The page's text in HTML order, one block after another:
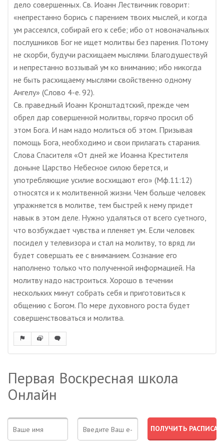
дело совершенных. Св. Иоанн Лествичник говорит:
«непрестанно борись с парением твоих мыслей, и когда
ум рассеялся, собирай его к себе; ибо от новоначальных
послушников Бог не ищет молитвы без парения. Потому
не скорби, будучи расхищаем мыслями. Благодушествуй
и непрестанно воззывай ум ко вниманию; ибо никогда
не быть расхищаему мыслями свойственно одному
Ангелу» (Слово 4-е. 92).
Св. праведный Иоанн Кронштадтский, прежде чем
обрел дар совершенной молитвы, горячо просил об
этом Бога. И нам надо молиться об этом. Призывая
помощь Бога, необходимо и свои прилагать старания.
Слова Спасителя «От дней же Иоанна Крестителя
доныне Царство Небесное силою берется, и
употребляющие усилие восхищают его» (Мф.11:12)
относятся и к молитвенной жизни. Чем больше человек
упражняется в молитве, тем быстрей к нему придет
навык в этом деле. Нужно удаляться от всего суетного,
что возбуждает чувства и пленяет ум. Если человек
посидел у телевизора и стал на молитву, то вряд ли
будет совершать ее с вниманием. Сознание его
наполнено только что полученной информацией. На
молитву надо настроиться. Хорошо в течении
нескольких минут собрать себя и приготовиться к
общению с Богом. По мере духовного роста будет
совершенствоваться и молитва.
Первая Воскресная школа
Онлайн